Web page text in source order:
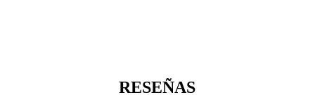
RESEÑAS